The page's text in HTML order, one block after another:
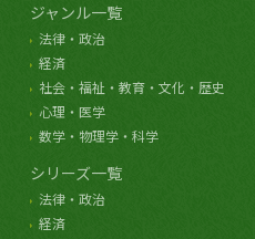
ジャンル一覧
法律・政治
経済
社会・福祉・教育・文化・歴史
心理・医学
数学・物理学・科学
シリーズ一覧
法律・政治
経済